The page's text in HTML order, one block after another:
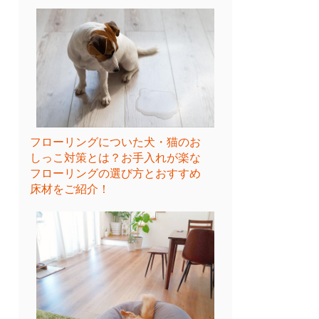
フローリングについた犬・猫のお
しっこ対策とは？お手入れが楽な
フローリングの選び方とおすすめ
床材をご紹介！